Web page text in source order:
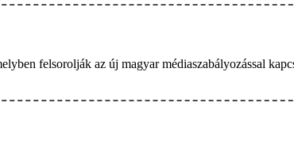
felsorolják az új magyar médiaszabályozással